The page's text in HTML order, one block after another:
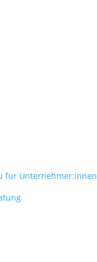
für Unternehmer:innen